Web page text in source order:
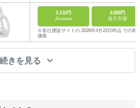
2,116円
Amazon
3,500円
楽天市場
※各社通販サイトの 2026年4月22日時点 での税
価格
きを見る